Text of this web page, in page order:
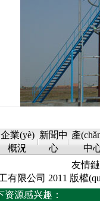
企業(yè)
概況
新聞中
心
產
中
友情
有限公司 2011 版權
源感兴趣：